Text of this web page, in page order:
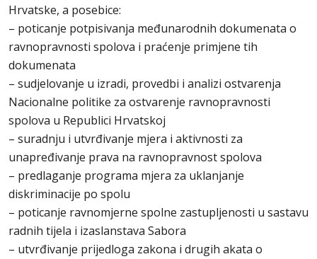
Hrvatske, a posebice:
– poticanje potpisivanja međunarodnih dokumenata o
ravnopravnosti spolova i praćenje primjene tih
dokumenata
– sudjelovanje u izradi, provedbi i analizi ostvarenja
Nacionalne politike za ostvarenje ravnopravnosti
spolova u Republici Hrvatskoj
– suradnju i utvrđivanje mjera i aktivnosti za
unapređivanje prava na ravnopravnost spolova
– predlaganje programa mjera za uklanjanje
diskriminacije po spolu
– poticanje ravnomjerne spolne zastupljenosti u sastavu
radnih tijela i izaslanstava Sabora
– utvrđivanje prijedloga zakona i drugih akata o